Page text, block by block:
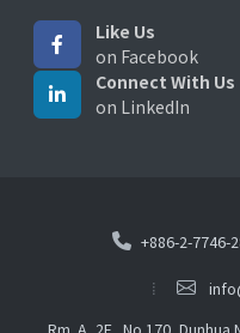
Like Us
on Facebook
Connect With Us
on LinkedIn
+886-2-7746-